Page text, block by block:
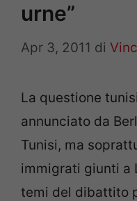
urne”
Apr 3, 2011 di
La questione
annunciato da
Tunisi, ma
immigrati giunti a
temi del dibattito